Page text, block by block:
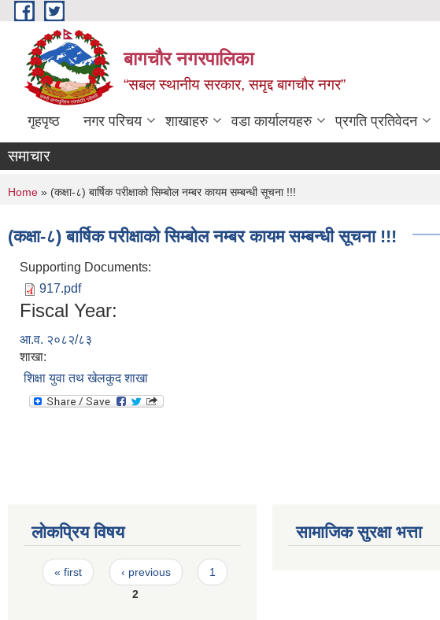
Skip to main content
बागचौर नगरपालिका
“सबल स्थानीय सरकार, समृद्द बागचौर नगर”
गृहपृष्ठ नगर परिचय शाखाहरु वडा ‍कार्यालयहरु प्रगति प्रतिवेदन
समाचार
You are here
Home » (कक्षा-८) बार्षिक परीक्षाको सिम्बोल नम्बर कायम सम्बन्धी सूचना !!!
(कक्षा-८) बार्षिक परीक्षाको सिम्बोल नम्बर कायम सम्बन्धी सूचना !!!
Supporting Documents:
917.pdf
Fiscal Year:
आ.व. २०८२/८३
शाखा:
शिक्षा युवा तथ खेलकुद शाखा
लोकप्रिय विषय
Pages
« first ‹ previous
1
2
सामाजिक सुरक्षा भत्ता